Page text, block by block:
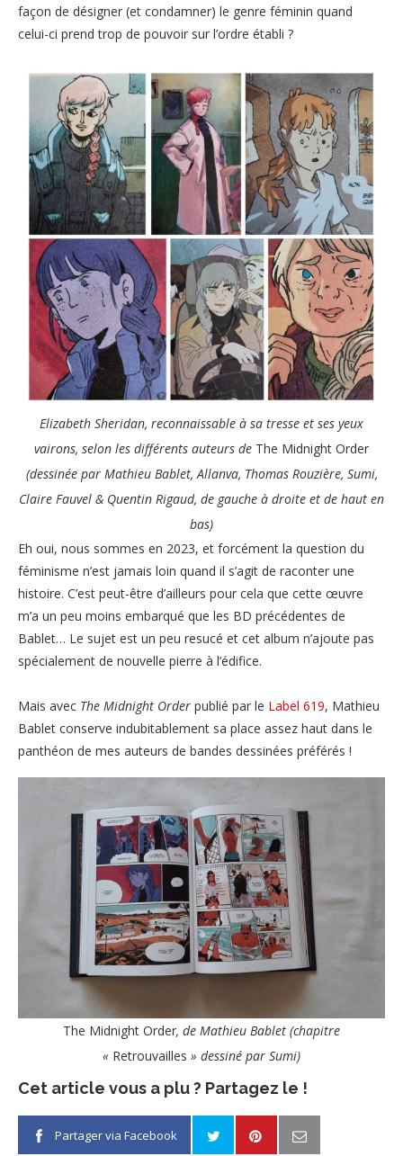
façon de désigner (et condamner) le genre féminin quand
celui-ci prend trop de pouvoir sur l’ordre établi ?
Elizabeth Sheridan, reconnaissable à sa tresse et ses yeux
vairons, selon les différents auteurs de The Midnight Order
(dessinée par Mathieu Bablet, Allanva, Thomas Rouzière, Sumi,
Claire Fauvel & Quentin Rigaud, de gauche à droite et de haut en
bas)
Eh oui, nous sommes en 2023, et forcément la question du
féminisme n’est jamais loin quand il s’agit de raconter une
histoire. C’est peut-être d’ailleurs pour cela que cette œuvre
m’a un peu moins embarqué que les BD précédentes de
Bablet… Le sujet est un peu resucé et cet album n’ajoute pas
spécialement de nouvelle pierre à l’édifice.
Mais avec The Midnight Order publié par le Label 619, Mathieu
Bablet conserve indubitablement sa place assez haut dans le
panthéon de mes auteurs de bandes dessinées préférés !
The Midnight Order, de Mathieu Bablet (chapitre
« Retrouvailles » dessiné par Sumi)
Cet article vous a plu ? Partagez le !
Partager via Facebook